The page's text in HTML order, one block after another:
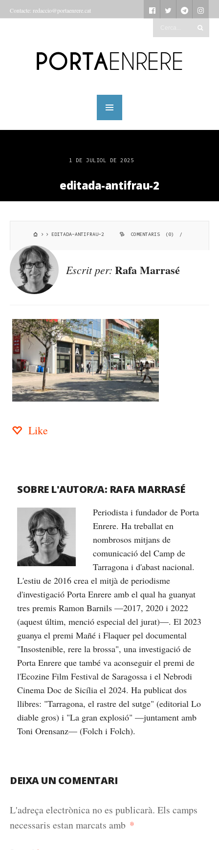
Contacte: redaccio@portaenrere.cat
1 DE JULIOL DE 2025
editada-antifrau-2
EDITADA-ANTIFRAU-2 COMENTARIS (0) /
Escrit per: Rafa Marrasé
Like
SOBRE L'AUTOR/A: RAFA MARRASÉ
Periodista i fundador de Porta
Enrere. Ha treballat en
nombrosos mitjans de
comunicació del Camp de
Tarragona i d'abast nacional.
L'estiu de 2016 crea el mitjà de periodisme
d'investigació Porta Enrere amb el qual ha guanyat
tres premis Ramon Barnils —2017, 2020 i 2022
(aquest últim, menció especial del jurat)—. El 2023
guanya el premi Mañé i Flaquer pel documental
"Insostenible, rere la brossa", una investigació de
Porta Enrere que també va aconseguir el premi de
l'Ecozine Film Festival de Saragossa i el Nebrodi
Cinema Doc de Sicília el 2024. Ha publicat dos
llibres: "Tarragona, el rastre del sutge" (editorial Lo
diable gros) i "La gran explosió" —juntament amb
Toni Orensanz— (Folch i Folch).
DEIXA UN COMENTARI
L'adreça electrònica no es publicarà. Els camps
necessaris estan marcats amb *